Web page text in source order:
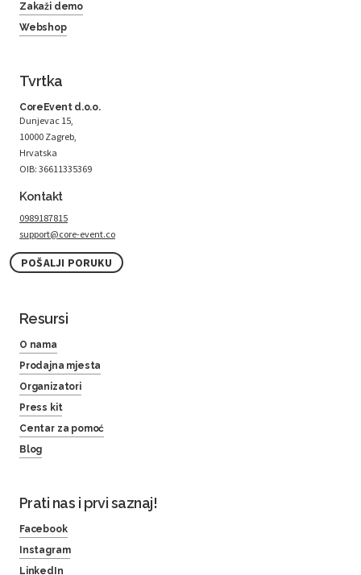
Zakaži demo
Webshop
Tvrtka
CoreEvent d.o.o.
Dunjevac 15,
10000 Zagreb,
Hrvatska
OIB: 36611335369
Kontakt
0989187815
support@core-event.co
POŠALJI PORUKU
Resursi
O nama
Prodajna mjesta
Organizatori
Press kit
Centar za pomoć
Blog
Prati nas i prvi saznaj!
Facebook
Instagram
LinkedIn